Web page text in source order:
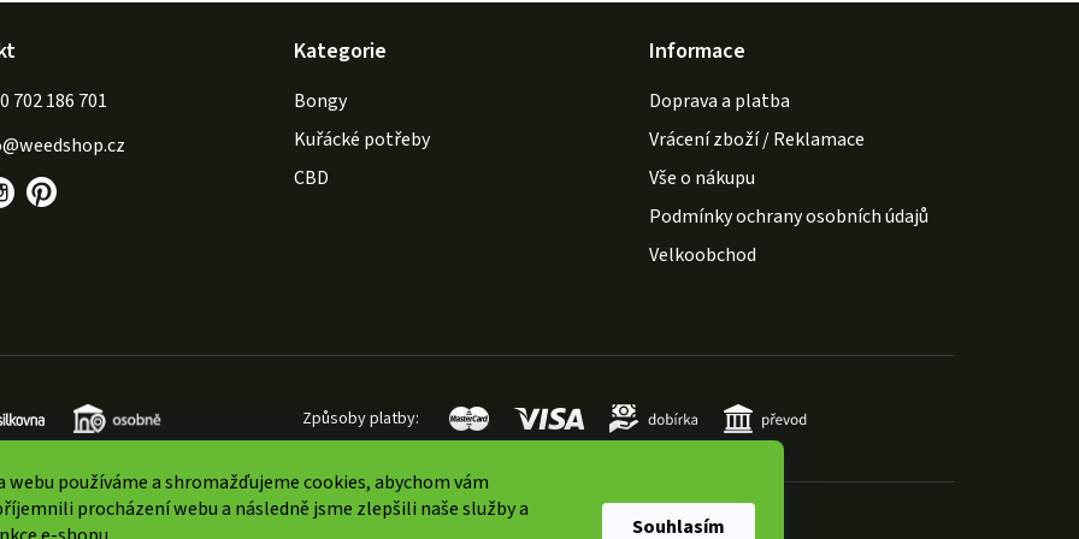
webu používáme a shromažďujeme cookies, abychom vám
procházení webu a následně jsme zlepšili naše služby a
Souhlasím
@weedshop.cz
702 186 701
Kategorie
Bongy
Kuřácké potřeby
CBD
Informace
Doprava a platba
Vrácení zboží / Reklamace
Vše o nákupu
Podmínky ochrany osobních údajů
Velkoobchod
Způsoby platby: